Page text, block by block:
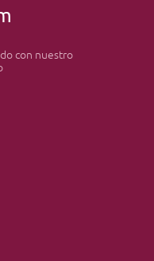
con nuestro